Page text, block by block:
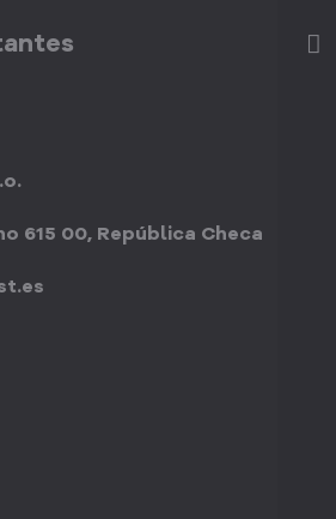
615 00, República Checa